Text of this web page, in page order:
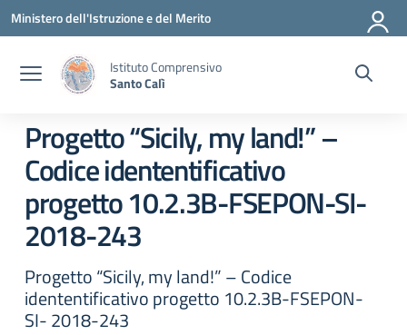
Vai ai contenuti
Vai al menu di navigazione
Vai al footer
Ministero dell'Istruzione e del Merito
Istituto Comprensivo
Santo Calì
Progetto “Sicily, my land!” –
Codice idententificativo
progetto 10.2.3B-FSEPON-SI-
2018-243
Progetto “Sicily, my land!” – Codice
idententificativo progetto 10.2.3B-FSEPON-
SI- 2018-243